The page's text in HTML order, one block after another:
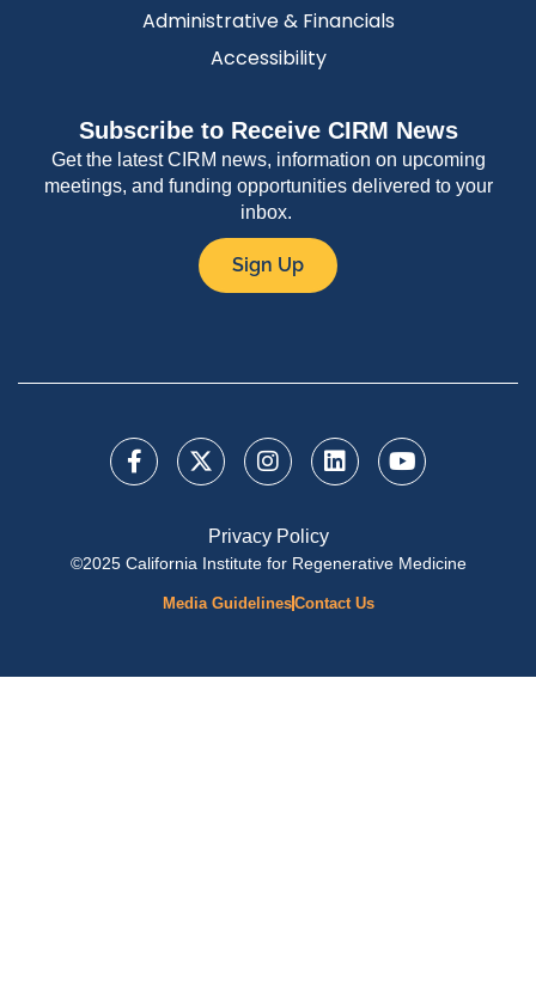
Administrative & Financials
Accessibility
Subscribe to Receive CIRM News
Get the latest CIRM news, information on upcoming
meetings, and funding opportunities delivered to your
inbox.
Sign Up
Privacy Policy
©2025 California Institute for Regenerative Medicine
Media GuidelinesContact Us